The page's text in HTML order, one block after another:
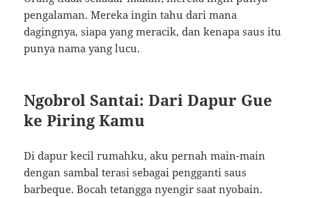
pengalaman. Mereka ingin tahu dari mana
dagingnya, siapa yang meracik, dan kenapa saus itu
punya nama yang lucu.
Ngobrol Santai: Dari Dapur Gue
ke Piring Kamu
Di dapur kecil rumahku, aku pernah main-main
dengan sambal terasi sebagai pengganti saus
barbeque. Bocah tetangga nyengir saat nyobain.